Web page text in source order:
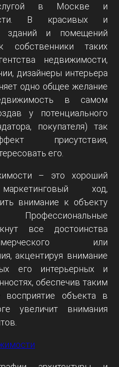
в Москве и
В красивых и
зданий и помещений
собственники таких
недвижимости,
дизайнеры интерьера
одно общее желание
в самом
у потенциального
покупателя) так
присутствия,
его.
– это хороший
ход,
внимание к объекту
все достоинства
или
акцентируя внимание
его интерьерных и
обеспечив таким
восприятие объекта в
увеличит внимания